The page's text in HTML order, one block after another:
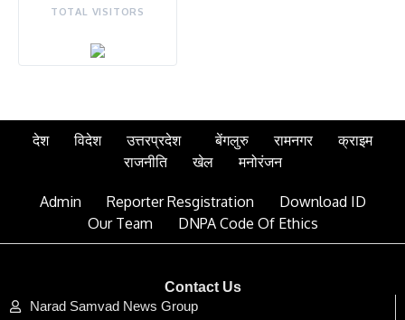
TOTAL VISITORS
देश विदेश उत्तरप्रदेश बेंगलुरु रामनगर
क्राइम
राजनीति
खेल मनोरंजन
Admin Reporter Resgistration
Download ID
Our Team
DNPA Code Of Ethics
Contact Us
Narad Samvad News Group